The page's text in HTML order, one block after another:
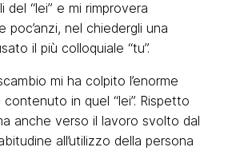
del “lei” e mi rimprovera
poc’anzi, nel chiedergli una
il più colloquiale “tu”.
mi ha colpito l’enorme
in quel “lei”. Rispetto
anche verso il lavoro svolto dal
all’utilizzo della persona